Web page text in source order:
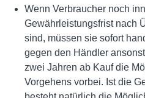
Wenn Verbraucher noch
Gewährleistungsfrist nach
sind, müssen sie sofort
gegen den Händler
zwei Jahren ab Kauf die
Vorgehens vorbei. Ist die